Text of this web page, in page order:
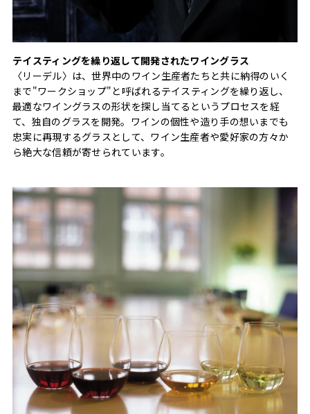
テイスティングを繰り返して開発されたワイングラス
〈リーデル〉は、世界中のワイン生産者たちと共に納得のいく
まで"ワークショップ"と呼ばれるテイスティングを繰り返し、
最適なワイングラスの形状を探し当てるというプロセスを経
て、独自のグラスを開発。ワインの個性や造り手の想いまでも
忠実に再現するグラスとして、ワイン生産者や愛好家の方々か
ら絶大な信頼が寄せられています。